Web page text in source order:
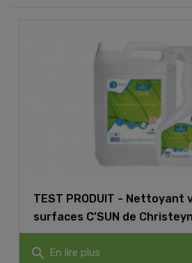
TEST PRODUIT - Nettoyant
surfaces C’SUN de
search En lire plus